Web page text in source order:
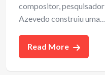
compositor,
Azevedo construiu uma…
Read More